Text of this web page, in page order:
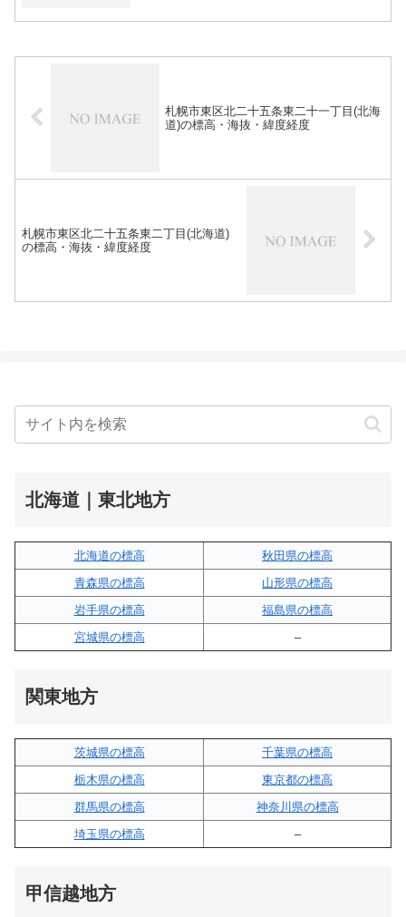
札幌市東区北二十五条東二十一丁目(北海
道)の標高・海抜・緯度経度
札幌市東区北二十五条東二丁目(北海道)
の標高・海抜・緯度経度
北海道｜東北地方
北海道の標高
秋田県の標高
青森県の標高
山形県の標高
岩手県の標高
福島県の標高
宮城県の標高
–
関東地方
茨城県の標高
千葉県の標高
栃木県の標高
東京都の標高
群馬県の標高
神奈川県の標高
埼玉県の標高
–
甲信越地方